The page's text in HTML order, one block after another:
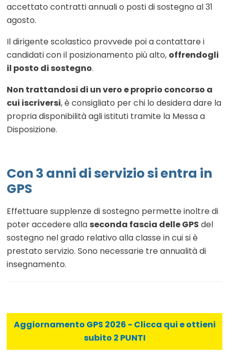
accettato contratti annuali o posti di sostegno al 31
agosto.
Il dirigente scolastico provvede poi a contattare i
candidati con il posizionamento più alto, offrendogli
il posto di sostegno.
Non trattandosi di un vero e proprio concorso a
cui iscriversi, è consigliato per chi lo desidera dare la
propria disponibilità agli istituti tramite la Messa a
Disposizione.
Con 3 anni di servizio si entra in
GPS
Effettuare supplenze di sostegno permette inoltre di
poter accedere alla seconda fascia delle GPS del
sostegno nel grado relativo alla classe in cui si è
prestato servizio. Sono necessarie tre annualità di
insegnamento.
Aggiornamento GPS 2026 - Clicca qui e ottieni
subito 2 PUNTI